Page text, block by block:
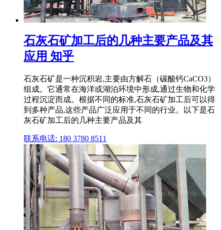
石灰石矿加工后的几种主要产品及其
应用 知乎
石灰石矿是一种沉积岩,主要由方解石（碳酸钙CaCO3）
组成。它通常在海洋或湖泊环境中形成,通过生物和化学
过程沉淀而成。根据不同的标准,石灰石矿加工后可以得
到多种产品,这些产品广泛应用于不同的行业。以下是石
灰石矿加工后的几种主要产品及其
联系电话: 180 3780 8511